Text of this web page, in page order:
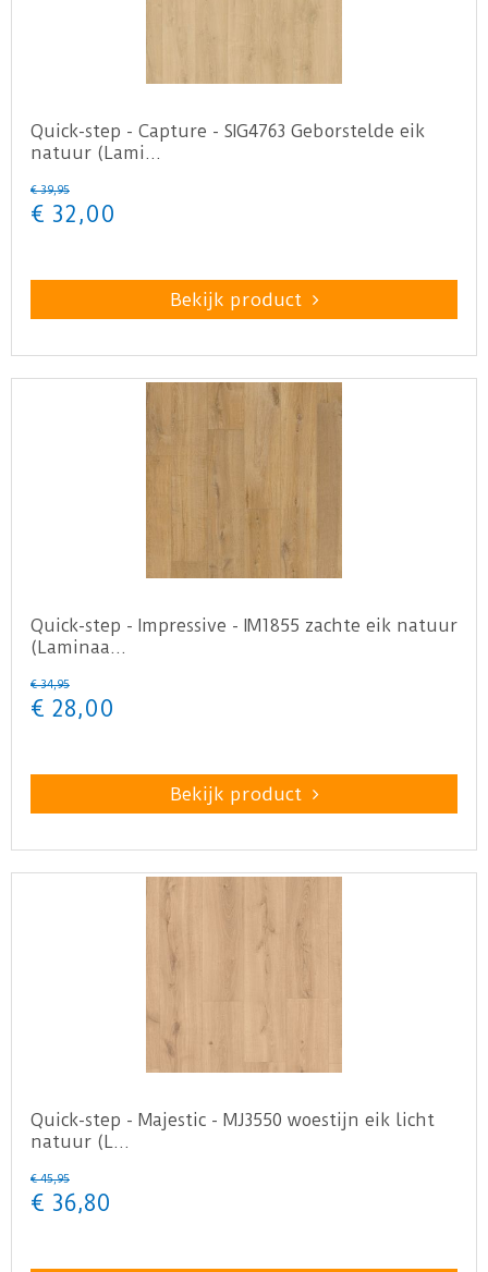
Quick-step - Capture - SIG4763 Geborstelde eik
natuur (Lami…
€ 39,95
€ 32,00
Bekijk product
Quick-step - Impressive - IM1855 zachte eik natuur
(Laminaa…
€ 34,95
€ 28,00
Bekijk product
Quick-step - Majestic - MJ3550 woestijn eik licht
natuur (L…
€ 45,95
€ 36,80